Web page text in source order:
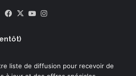
Facebook
X YouTube
liste de diffusion pour recevoir de